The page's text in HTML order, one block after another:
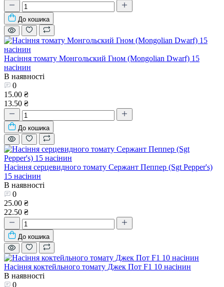
До кошика
Насіння томату Монгольский Гном (Mongolian Dwarf) 15
насінин
В наявності
0
15.00 ₴
13.50 ₴
До кошика
Насіння серцевидного томату Сержант Пеппер (Sgt Pepper's)
15 насінин
В наявності
0
25.00 ₴
22.50 ₴
До кошика
Насіння коктейльного томату Джек Пот F1 10 насінин
В наявності
0